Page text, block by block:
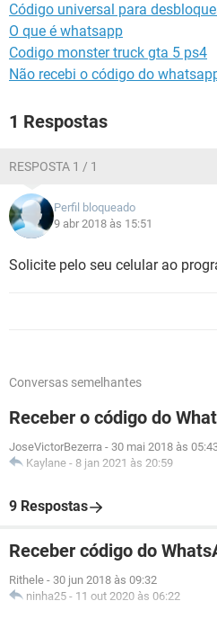
Código universal para
O que é whatsapp
Codigo monster truck gta 5 ps4
Não recebi o código do
1 Respostas
RESPOSTA 1 / 1
Perfil bloqueado
9 abr 2018 às 15:51
Solicite pelo seu celular ao
Conversas semelhantes
Receber o código do
JoseVictorBezerra - 30 mai 2018 às
Kaylane - 8 jan 2021 às 20:59
9 Respostas
Receber código do
Rithele - 30 jun 2018 às 09:32
ninha25 - 11 out 2020 às 06:22